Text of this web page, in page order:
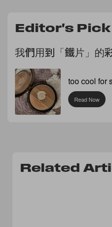
Editor's Pick
我們用到「鐵片」的
too cool for
Read Now
Related